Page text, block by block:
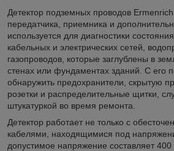
Детектор подземных проводов
передатчика, приемника и
используется для диагностики
кабельных и электрических сетей,
газопроводов, которые заглублены в
стенах или фундаментах зданий. С
обнаружить предохранители, скрытую
розетки и распределительные щитки,
штукатуркой во время ремонта.
Детектор работает не только с
кабелями, находящимися под
допустимое напряжение составляет